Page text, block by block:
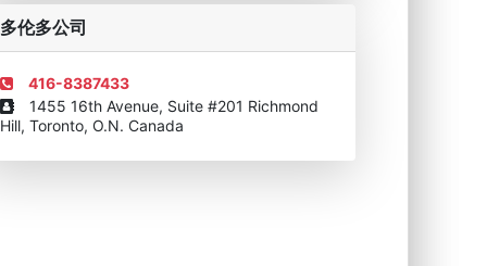
移民顾问资格证书
多伦多公司
416-8387433
1455 16th Avenue, Suite #201 Richmond
Hill, Toronto, O.N. Canada